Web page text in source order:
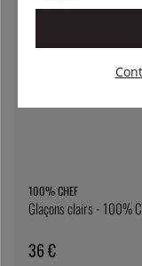
100% CHEF
Glaçons clairs - 100%
36 €